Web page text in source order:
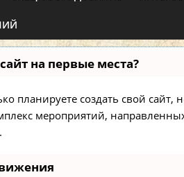
на первые места?
планируете создать свой сайт,
мероприятий,